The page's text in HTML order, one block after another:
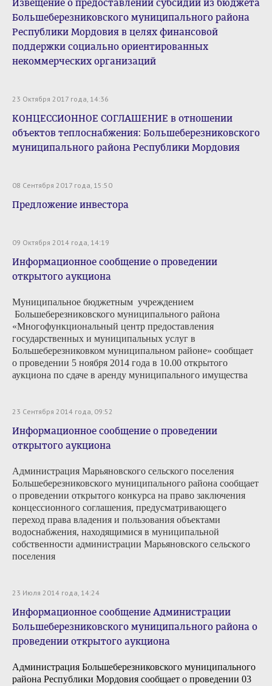
Извещение о предоставлении субсидий из бюджета
Большеберезниковского муниципального района
Республики Мордовия в целях финансовой
поддержки социально ориентированных
некоммерческих организаций
23 Октября 2017 года, 14:36
КОНЦЕССИОННОЕ СОГЛАШЕНИЕ в отношении
объектов теплоснабжения: Большеберезниковского
муниципального района Республики Мордовия
08 Сентября 2017 года, 15:50
Предложение инвестора
09 Октября 2014 года, 14:19
Информационное сообщение о проведении
открытого аукциона
Муниципальное бюджетным учреждением
Большеберезниковского муниципального района
«Многофункциональный центр предоставления
государственных и муниципальных услуг в
Большеберезниковком муниципальном районе» сообщает
о проведении 5 ноября 2014 года в 10.00 открытого
аукциона по сдаче в аренду муниципального имущества
23 Сентября 2014 года, 09:52
Информационное сообщение о проведении
открытого аукциона
Администрация Марьяновского сельского поселения
Большеберезниковского муниципального района сообщает
о проведении открытого конкурса на право заключения
концессионного соглашения, предусматривающего
переход права владения и пользования объектами
водоснабжения, находящимися в муниципальной
собственности администрации Марьяновского сельского
поселения
23 Июля 2014 года, 14:24
Информационное сообщение Администрации
Большеберезниковского муниципального района о
проведении открытого аукциона
Администрация Большеберезниковского муниципального
района Республики Мордовия сообщает о проведении 03